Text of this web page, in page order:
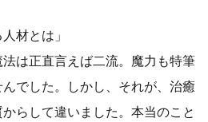
材とは」
法は正直言えば二流。魔力も特筆
でした。しかし、それが、治癒
らして違いました。本当のこと